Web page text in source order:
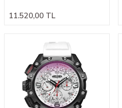
11.520,00 TL